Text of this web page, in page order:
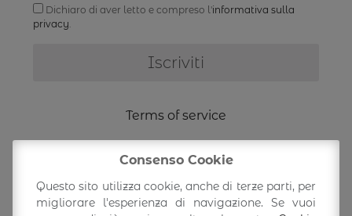
Dichiaro di aver letto e compreso l'informativa sulla
privacy
Terms of service
Shipping Information
Return/exchange
Consenso Cookie
Questo sito utilizza cookie, anche di terze parti, per
migliorare l'esperienza di navigazione. Se vuoi